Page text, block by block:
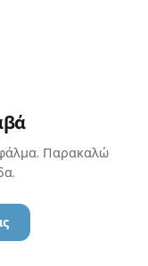
Παρακαλώ